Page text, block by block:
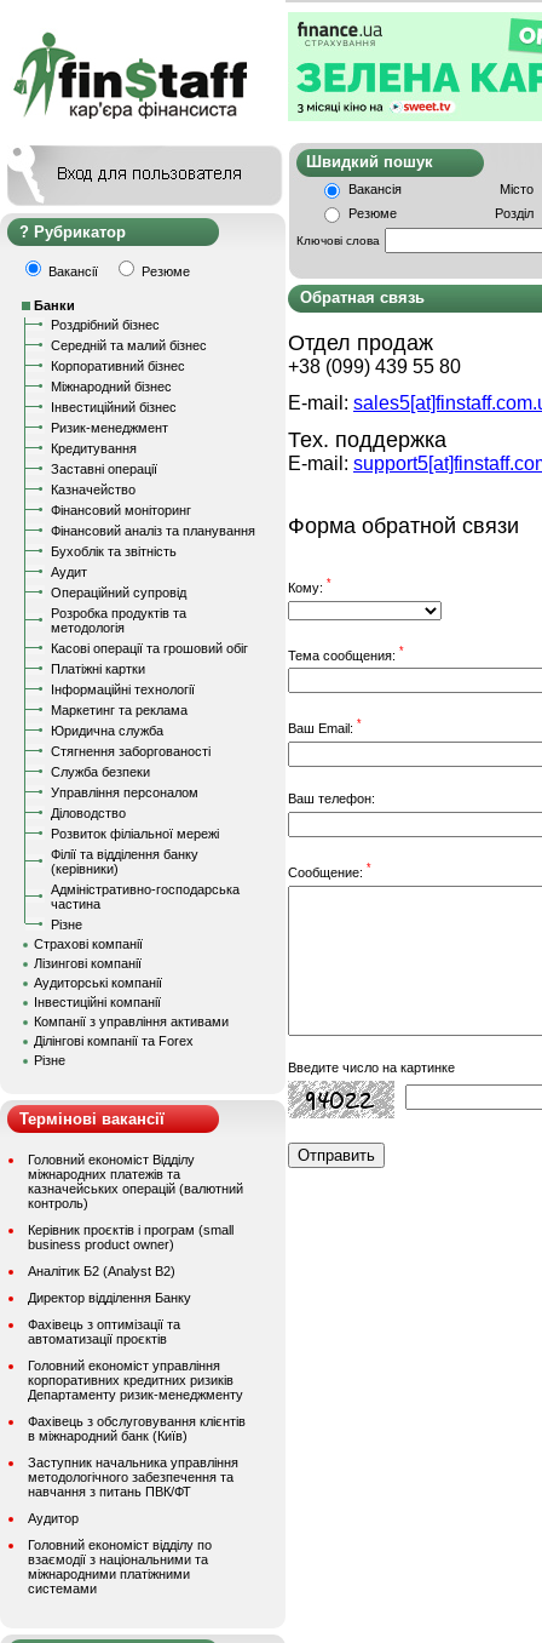
Рубрикатор
Вакансії Резюме
Банки
Роздрібний бізнес
Середній та малий бізнес
Корпоративний бізнес
Міжнародний бізнес
Інвестиційний бізнес
Ризик-менеджмент
Кредитування
Заставні операції
Казначейство
Фінансовий моніторинг
Фінансовий аналіз та планування
Бухоблік та звітність
Аудит
Операційний супровід
Розробка продуктів та
методологія
Касові операції та грошовий обіг
Платіжні картки
Інформаційні технології
Маркетинг та реклама
Юридична служба
Стягнення заборгованості
Служба безпеки
Управління персоналом
Діловодство
Розвиток філіальної мережі
Філії та відділення банку
(керівники)
Адміністративно-господарська
частина
Різне
Страхові компанії
Лізингові компанії
Аудиторські компанії
Інвестиційні компанії
Компанії з управління активами
Ділінгові компанії та Forex
Різне
Термінові вакансії
Головний економіст Відділу
міжнародних платежів та
казначейських операцій (валютний
контроль)
Керівник проєктів і програм (small
business product owner)
Аналітик Б2 (Analyst B2)
Директор відділення Банку
Фахівець з оптимізації та
автоматизації проєктів
Головний економіст управління
корпоративних кредитних ризиків
Департаменту ризик-менеджменту
Фахівець з обслуговування клієнтів
в міжнародний банк (Київ)
Заступник начальника управління
методологічного забезпечення та
навчання з питань ПВК/ФТ
Аудитор
Головний економіст відділу по
взаємодії з національними та
міжнародними платіжними
системами
Швидкий
Вакансія
Місто
Резюме
Розділ
Ключові слова
Обратная связь
Отдел продаж
+38 (099) 439 55 80
E-mail: sales5
Тех. поддержка
E-mail:
Форма обратной связи
Кому: *
Тема сообщения: *
Ваш Email: *
Ваш телефон:
Сообщение: *
Введите число на картинке